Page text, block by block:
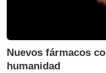
Nuevos fármacos
humanidad